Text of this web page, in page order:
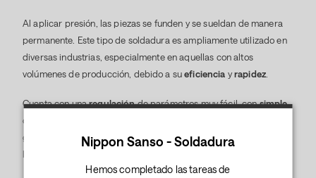
Al aplicar presión, las piezas se funden y se sueldan de manera
permanente. Este tipo de soldadura es ampliamente utilizado en
diversas industrias, especialmente en aquellas con altos
volúmenes de producción, debido a sueficiencia yrapidez
Cuenta con unaregulaciónde parámetros muy fácil, consimple
o doble impulso para soldadura de chapas oxidadas o
galvanizadas. La posición de brazos y electrodos de acuerdo con
la forma y las dimensiones de las piezas a soldar.
Nippon Sanso - Soldadura
Hemos completado las tareas de